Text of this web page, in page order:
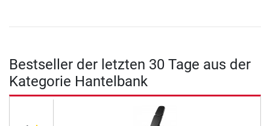
Bestseller der letzten 30 Tage aus der
Kategorie Hantelbank